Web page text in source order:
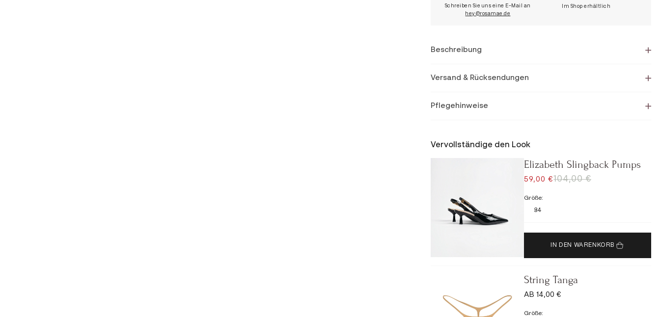
Schreiben Sie uns eine E-Mail an
hey@rosamae.de
Im Shop erhältlich
Beschreibung
Versand & Rücksendungen
Pflegehinweise
Vervollständige den Look
Elizabeth Slingback Pumps
ANGEBOT
59,00 €REGULÄRER PREIS
104,00 €
Größe:
34
IN DEN WARENKORB
String Tanga
ANGEBOT
AB 14,00 €
Größe: